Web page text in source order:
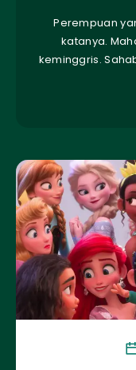
Perempuan
katanya.
keminggris.